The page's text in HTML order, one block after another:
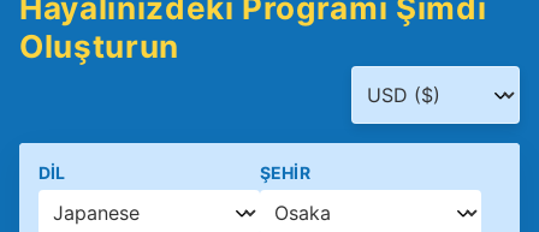
Hayalinizdeki Programı Şimdi
Oluşturun
DIL ŞEHIR